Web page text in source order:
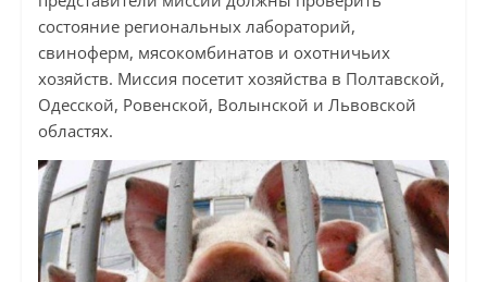
состояние региональных лабораторий,
свиноферм, мясокомбинатов и охотничьих
хозяйств. Миссия посетит хозяйства в Полтавской,
Одесской, Ровенской, Волынской и Львовской
областях.